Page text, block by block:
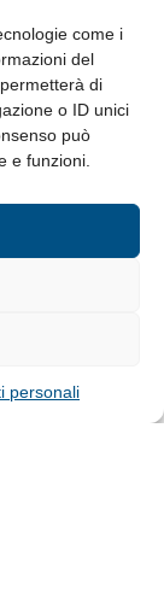
come i
del
di
o ID unici
può
e funzioni.
personali
Cookie